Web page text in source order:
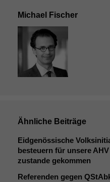
Michael Fischer
Ähnliche Beiträge
Eidgenössische
besteuern für unsere AHV
zustande gekommen
Referenden gegen